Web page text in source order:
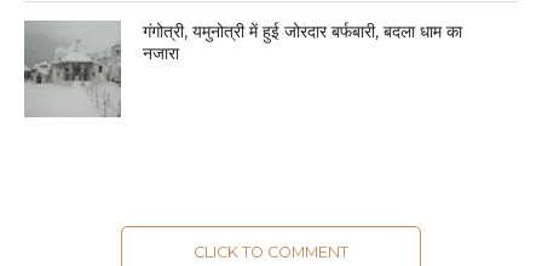
गंगोत्री, यमुनोत्री में हुई जोरदार बर्फबारी, बदला धाम का
नजारा
CLICK TO COMMENT